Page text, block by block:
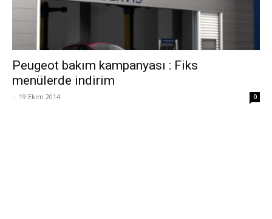
Peugeot bakım kampanyası : Fiks
menülerde indirim
- 19 Ekim 2014 0